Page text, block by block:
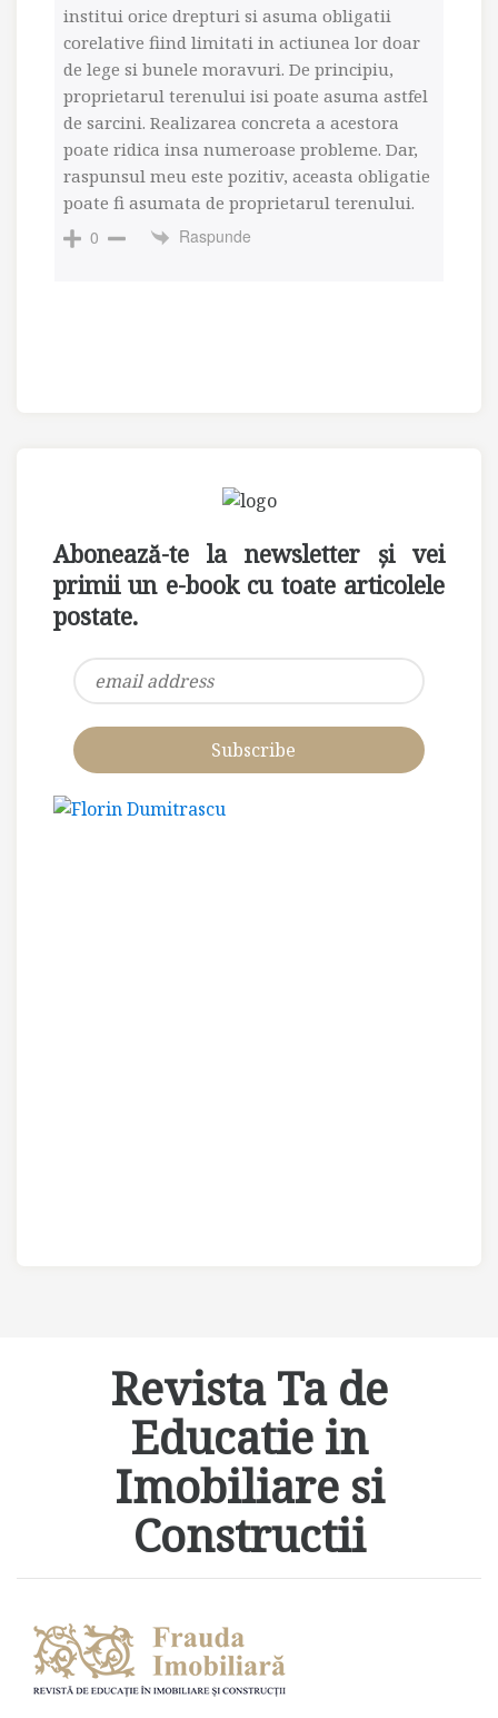
institui orice drepturi si asuma obligatii
corelative fiind limitati in actiunea lor doar
de lege si bunele moravuri. De principiu,
proprietarul terenului isi poate asuma astfel
de sarcini. Realizarea concreta a acestora
poate ridica insa numeroase probleme. Dar,
raspunsul meu este pozitiv, aceasta obligatie
poate fi asumata de proprietarul terenului.
0
Raspunde
Abonează-te la newsletter și vei
primii un e-book cu toate articolele
postate.
Revista Ta de
Educatie in
Imobiliare si
Constructii